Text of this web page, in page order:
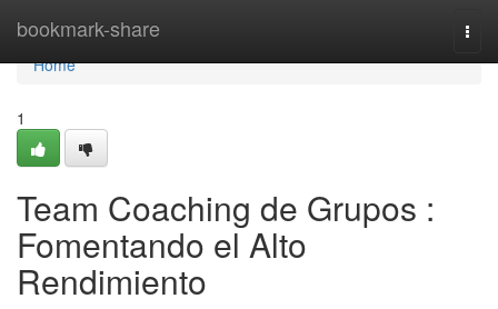
bookmark-share
Home
Home
1
Team Coaching de Grupos :
Fomentando el Alto
Rendimiento